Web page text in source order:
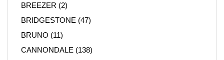
BREEZER (2)
BRIDGESTONE (47)
BRUNO (11)
CANNONDALE (138)